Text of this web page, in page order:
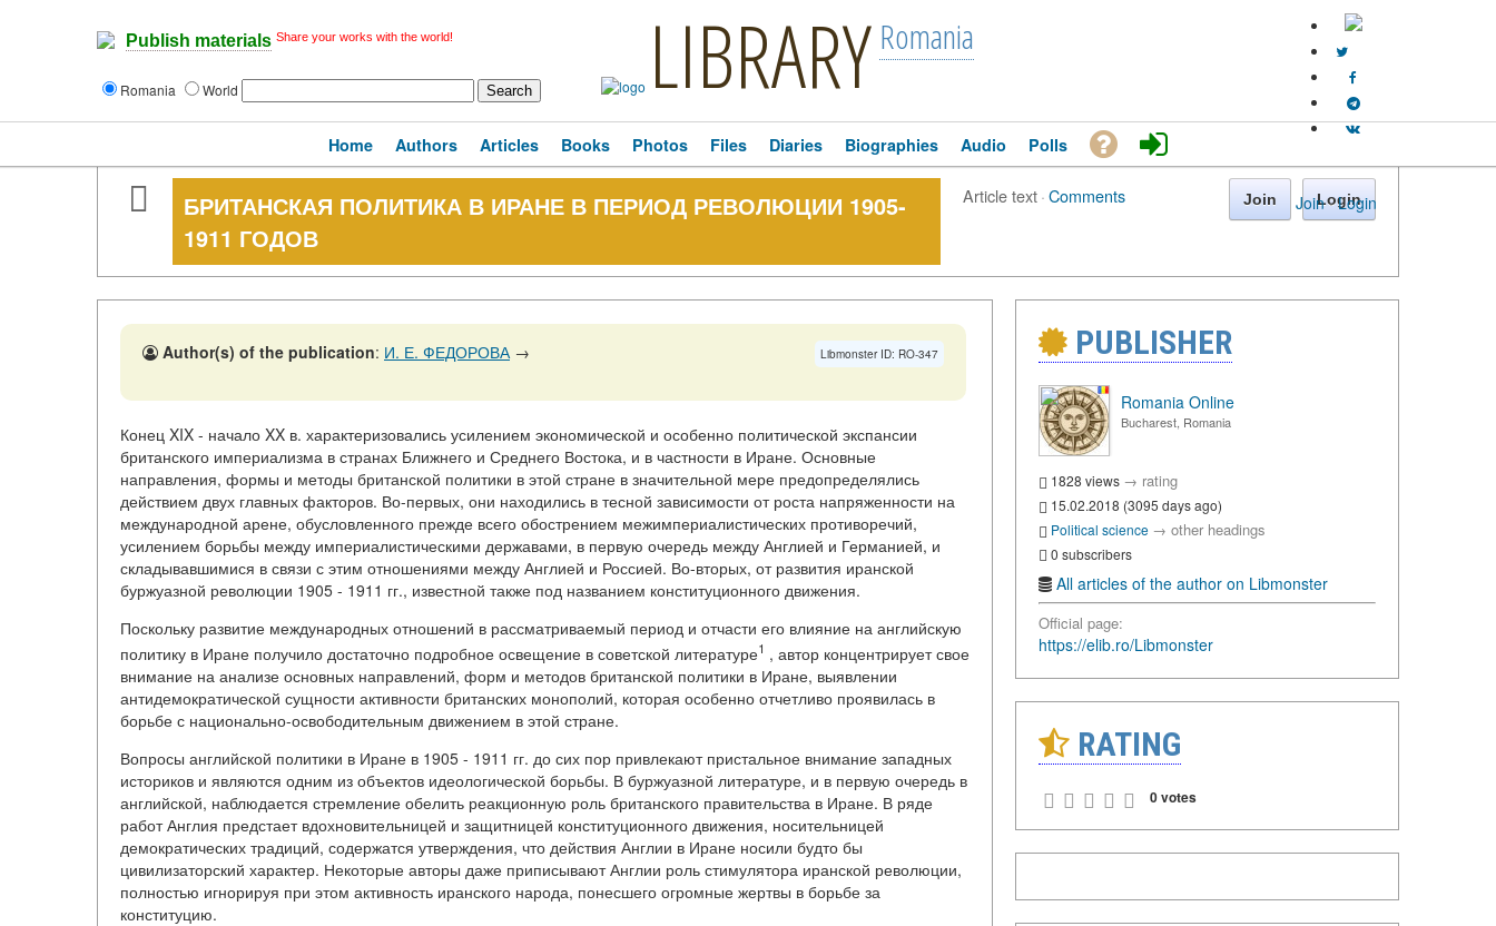
Publish materials Share your works with the world!
Romania World LIBRARY Romania
Join · Login
Home Authors Articles Books Photos Files Diaries Biographies Audio Polls
БРИТАНСКАЯ ПОЛИТИКА В ИРАНЕ В ПЕРИОД РЕВОЛЮЦИИ 1905-
1911 ГОДОВ
Article text·Comments Join Login
Libmonster ID: RO-347
Author(s) of the publication: И. Е. ФЕДОРОВА→
Конец XIX - начало XX в. характеризовались усилением экономической и особенно политической экспансии
британского империализма в странах Ближнего и Среднего Востока, и в частности в Иране. Основные
направления, формы и методы британской политики в этой стране в значительной мере предопределялись
действием двух главных факторов. Во-первых, они находились в тесной зависимости от роста напряженности на
международной арене, обусловленного прежде всего обострением межимпериалистических противоречий,
усилением борьбы между империалистическими державами, в первую очередь между Англией и Германией, и
складывавшимися в связи с этим отношениями между Англией и Россией. Во-вторых, от развития иранской
буржуазной революции 1905 - 1911 гг., известной также под названием конституционного движения.
Поскольку развитие международных отношений в рассматриваемый период и отчасти его влияние на английскую
политику в Иране получило достаточно подробное освещение в советской литературе1 , автор концентрирует свое
внимание на анализе основных направлений, форм и методов британской политики в Иране, выявлении
антидемократической сущности активности британских монополий, которая особенно отчетливо проявилась в
борьбе с национально-освободительным движением в этой стране.
Вопросы английской политики в Иране в 1905 - 1911 гг. до сих пор привлекают пристальное внимание западных
историков и являются одним из объектов идеологической борьбы. В буржуазной литературе, и в первую очередь в
английской, наблюдается стремление обелить реакционную роль британского правительства в Иране. В ряде
работ Англия предстает вдохновительницей и защитницей конституционного движения, носительницей
демократических традиций, содержатся утверждения, что действия Англии в Иране носили будто бы
цивилизаторский характер. Некоторые авторы даже приписывают Англии роль стимулятора иранской революции,
полностью игнорируя при этом активность иранского народа, понесшего огромные жертвы в борьбе за
конституцию.
PUBLISHER
Romania Online
Bucharest, Romania
1828 views → rating
15.02.2018 (3095 days ago)
Political science → other headings
0 subscribers
All articles of the author on Libmonster
Official page:
https://elib.ro/Libmonster
RATING
0 votes